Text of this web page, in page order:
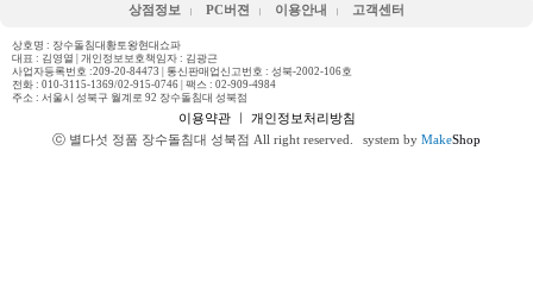
상점정보 PC버젼 이용안내 고객센터
상호명 : 장수돌침대황토왕현대쇼파
대표 : 김영열 | 개인정보보호책임자 : 김광근
사업자등록번호 :209-20-84473 | 통신판매업신고번호 : 성북-2002-106호
전화 : 010-3115-1369/02-915-0746 | 팩스 : 02-909-4984
주소 : 서울시 성북구 월계로 92 장수돌침대 성북점
이용약관ㅣ 개인정보처리방침
ⓒ 별다섯 정품 장수돌침대 성북점 All right reserved.
system by MakeShop